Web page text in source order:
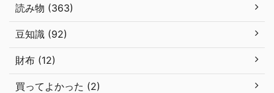
読み物 (363)
豆知識 (92)
財布 (12)
買ってよかった (2)